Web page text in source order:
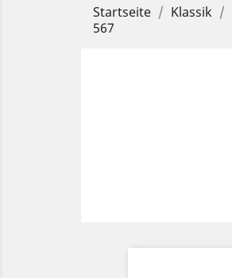
Startseite Klassik
567